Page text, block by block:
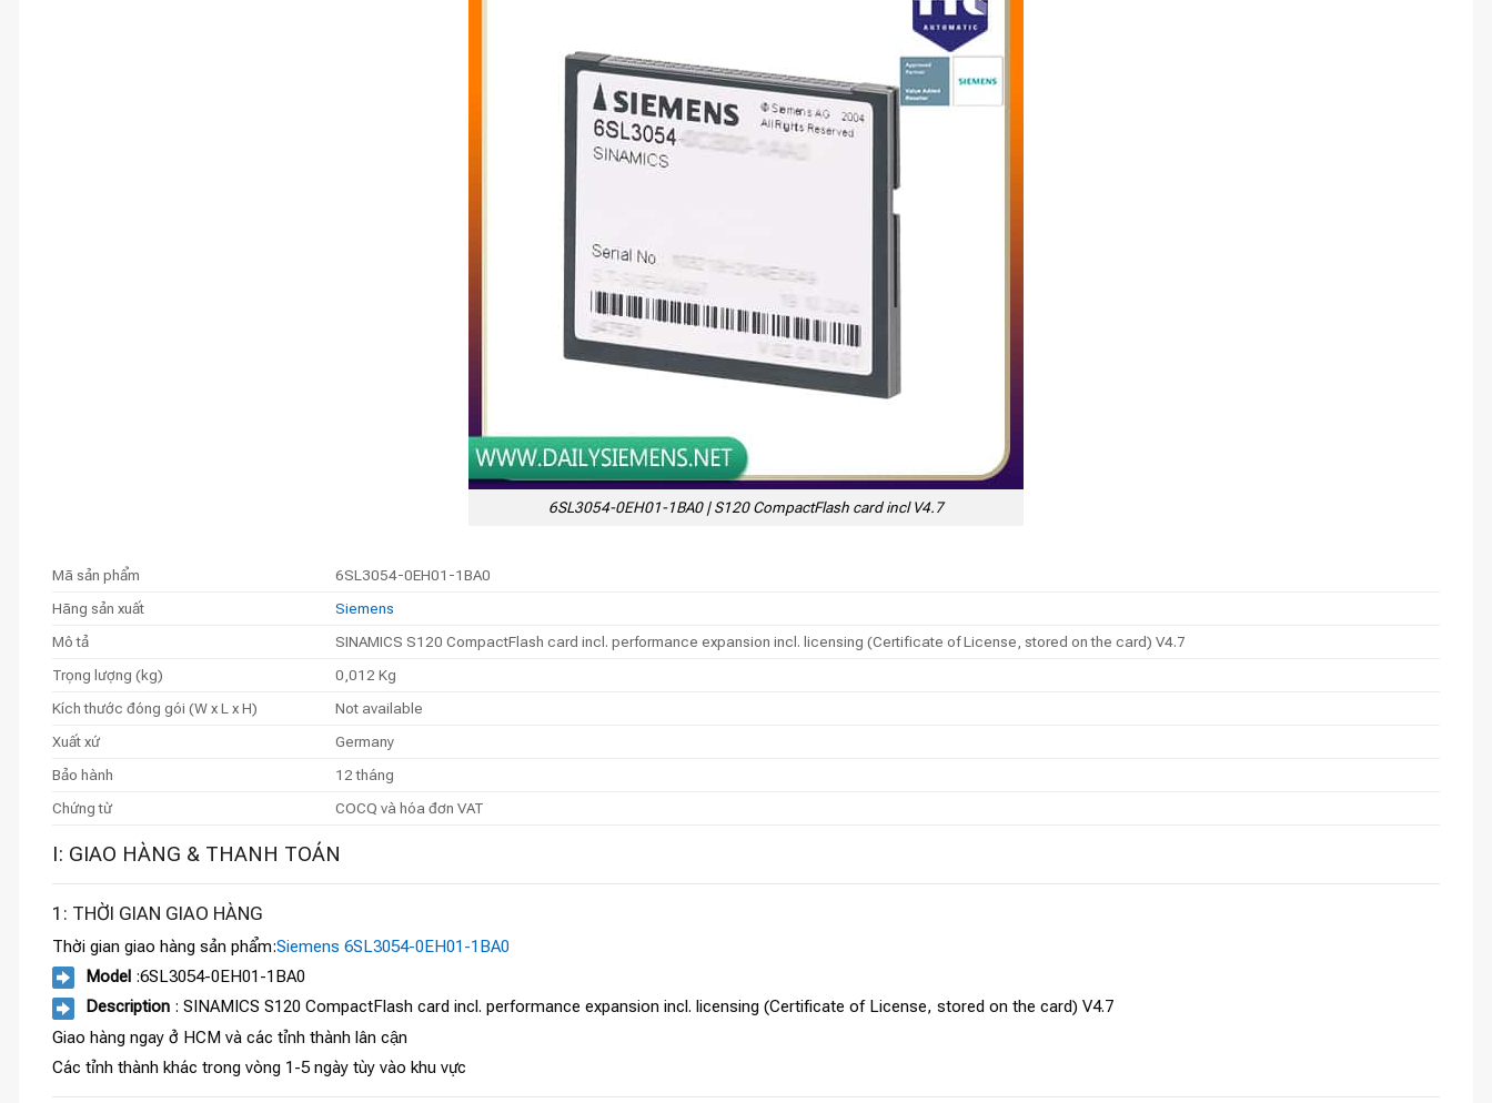
6SL3054-0EH01-1BA0 | S120 CompactFlash card incl V4.7
Mã sản phẩm
6SL3054-0EH01-1BA0
Hãng sản xuất
Siemens
Mô tả
SINAMICS S120 CompactFlash card incl. performance expansion incl. licensing (Certificate of License, stored on the card) V4.7
Trọng lượng (kg)
0,012 Kg
Kích thước đóng gói (W x L x H)
Not available
Xuất xứ
Germany
Bảo hành
12 tháng
Chứng từ
COCQ và hóa đơn VAT
I: GIAO HÀNG & THANH TOÁN
1: THỜI GIAN GIAO HÀNG
Thời gian giao hàng sản phẩm:Siemens 6SL3054-0EH01-1BA0
Model :6SL3054-0EH01-1BA0
Description : SINAMICS S120 CompactFlash card incl. performance expansion incl. licensing (Certificate of License, stored on the card) V4.7
Giao hàng ngay ở HCM và các tỉnh thành lân cận
Các tỉnh thành khác trong vòng 1-5 ngày tùy vào khu vực